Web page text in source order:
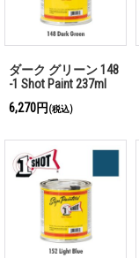
ダーク グリーン 148
-1 Shot Paint 237ml
6,270円 (税込)